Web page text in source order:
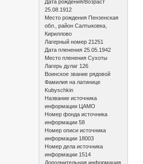
Дата рождения/Возраст
25.08.1912
Место рождения Пензенская
обл., район Салтыковка,
Кириллово
Лагерный номер 21251
Дата пленения 25.05.1942
Место пленения Сухоты
Лагерь дулаг 126
Воинское звание рядовой
Фамилия на латинице
Kubyschkin
Название источника
информации ЦАМО
Номер фонда источника
информации 58
Номер описи источника
информации 18003
Номер дела источника
информации 1514
Дополнительная информация